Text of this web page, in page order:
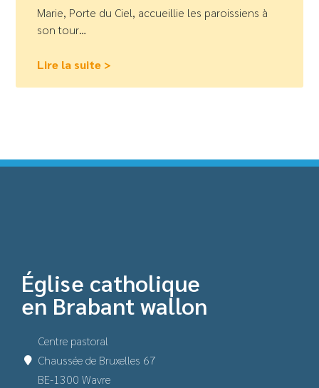
Marie, Porte du Ciel, accueillie les paroissiens à
son tour…
Lire la suite >
Église catholique
en Brabant wallon
Centre pastoral
Chaussée de Bruxelles 67
BE-1300 Wavre